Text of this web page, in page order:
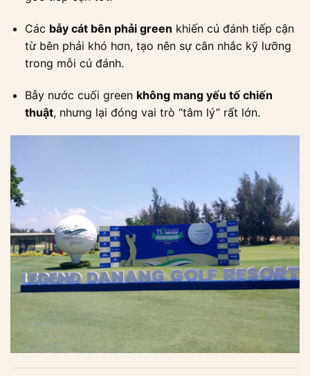
Các bẫy cát bên phải green khiến cú đánh tiếp cận
từ bên phải khó hơn, tạo nên sự cân nhắc kỹ lưỡng
trong mỗi cú đánh.
Bẫy nước cuối green không mang yếu tố chiến
thuật, nhưng lại đóng vai trò “tâm lý” rất lớn.